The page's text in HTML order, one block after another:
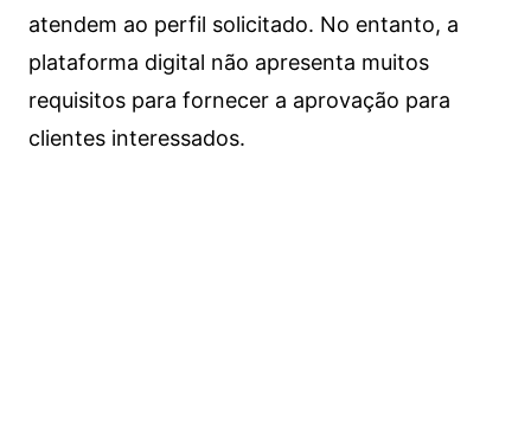
atendem ao perfil solicitado. No entanto, a
plataforma digital não apresenta muitos
requisitos para fornecer a aprovação para
clientes interessados.